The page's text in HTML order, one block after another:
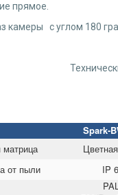
прямое.
камеры с углом 180
Spark-
матрица
от пыли
IP